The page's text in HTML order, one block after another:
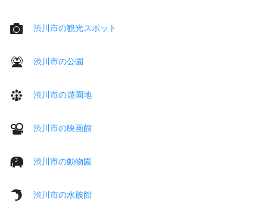
渋川市の観光スポット
渋川市の公園
渋川市の遊園地
渋川市の映画館
渋川市の動物園
渋川市の水族館